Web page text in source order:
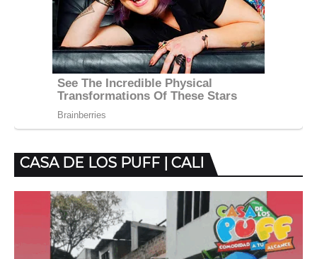
CASA DE LOS PUFF | CALI